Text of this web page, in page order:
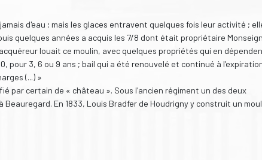
d'eau ; mais les glaces entravent quelques fois leur activité ;
quelques années a acquis les 7/8 dont était propriétaire
louait ce moulin, avec quelques propriétés qui en
pour 3, 6 ou 9 ans ; bail qui a été renouvelé et continué à
(...) »
par certain de « château ». Sous l'ancien régiment un des deux
En 1833, Louis Bradfer de Houdrigny y construit un